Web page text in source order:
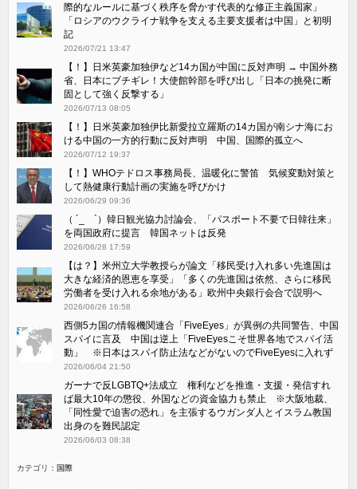
際的なルールに基づく秩序を脅かす代表的な修正主義国家」
「ロシアのウクライナ戦争を支える主要支援者は中国」と初明
記
2026/07/21 13:47
【！】日米英豪加独伊など14カ国が中国に反対声明 → 中国外務
省、日本にブチギレ！大使館幹部を呼び出し「日本の挑発に断
固として強く反撃する」
2026/07/13 08:05
【！】日米英豪加独伊比新愛拉立羅斯の14カ国が南シナ海にお
ける中国の一方的行動に反対声明 中国、国際的孤立へ
2026/07/12 19:37
【！】WHOテドロス事務局長、温暖化に警笛 気候変動対策と
して熱健康行動計画の実施を呼びかけ
2026/06/29 09:36
（ ´_ゝ`）韓日観光協力討論会、「パスポート不要で日韓往来」
を両国政府に提言 韓国ネットは反発
2026/06/28 17:59
【は？】米州立大学教授らが論文⁠「移民受け入れ多い先進国は
大きな経済的恩恵を享受」「多くの先進国は依然、さ​らに移民
労働者を受け入れる余地がある」欧州中央銀行会合で説明へ
2026/06/26 16:58
西側5カ国の情報機関連合「FiveEyes」が異例の共同警告、中国
スパイに言及 中国は逆上「FiveEyesこそ世界各地でスパイ活
動」 ※日本はスパイ防止法などがないのでFiveEyesに入れず
2026/06/04 21:50
ガーナで反LGBTQ+法成立 権利などを推進・支援・発信すれ
ば最大10年の懲役、外国などの資金協力も禁止 ※大阪地裁、
「同性愛で迫害の恐れ」を主張するウガンダ人とイスラム教国
出身のを難民認定
2026/06/03 08:38
カテゴリ： 国際